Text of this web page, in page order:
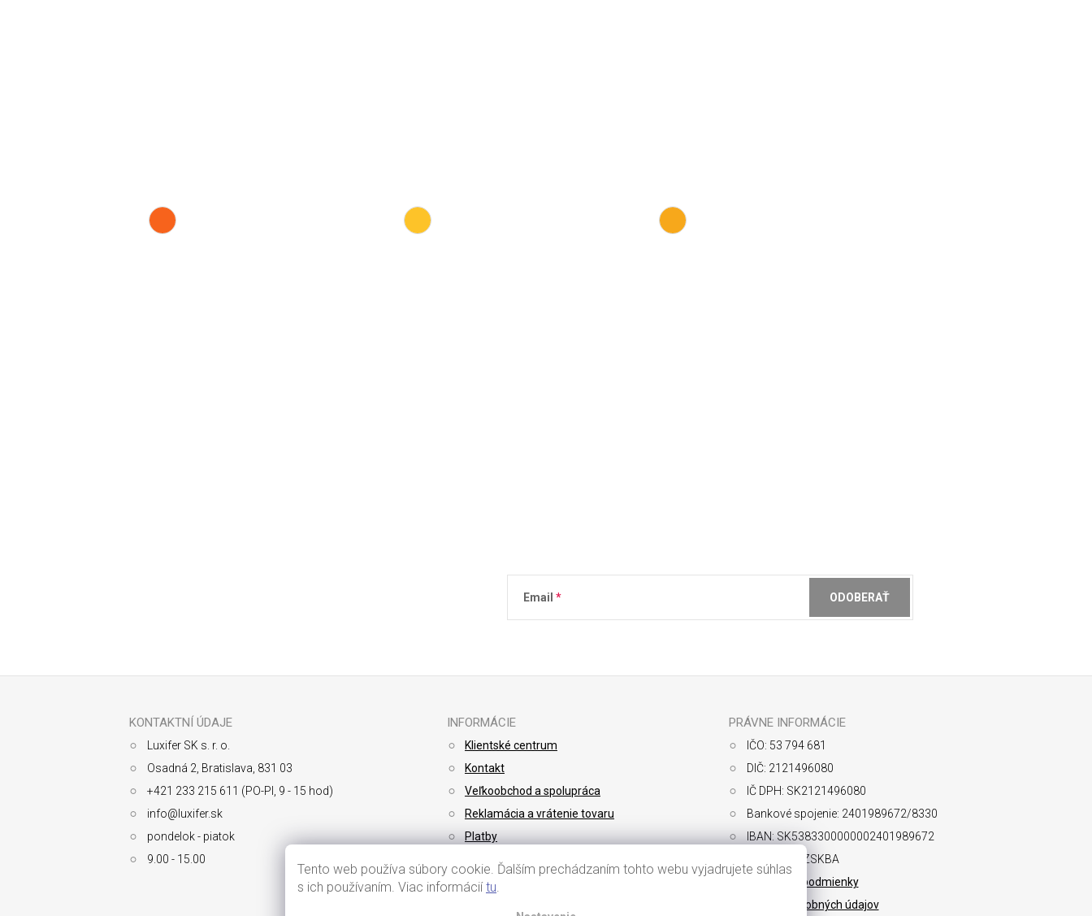
Tento web používa súbory cookie. Ďalším prechádzaním tohto webu vyjadrujete súhlas
s ich používaním. Viac informáciítu.
Email ODOBERAŤ
KONTAKTNÍ ÚDAJE
Luxifer SK s. r. o.
Osadná 2, Bratislava, 831 03
+421 233 215 611 (PO-PI, 9 - 15 hod)
info@luxifer.sk
pondelok - piatok
9.00 - 15.00
INFORMÁCIE
Klientské centrum
Kontakt
Veľkoobchod a spolupráca
Reklamácia a vrátenie tovaru
Platby
Doprava
PRÁVNE INFORMÁCIE
IČO: 53 794 681
DIČ: 2121496080
IČ DPH: SK2121496080
Bankové spojenie: 2401989672/8330
IBAN: SK5383300000002401989672
SWIFT: FIOZSKBA
Obchodné podmienky
Ochrana osobných údajov